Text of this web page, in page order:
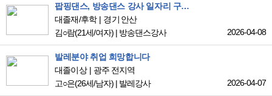
팝핑댄스, 방송댄스 강사 일자리 구합니다!
대졸재/후학
경기 안산
김○람(21세/여자) | 방송댄스강사 2026-04-08
발레분야 취업 희망합니다
대졸이상
광주 전지역
고○은(26세/남자) | 발레강사 2026-04-07